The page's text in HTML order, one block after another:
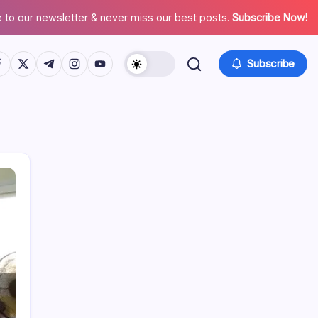
to our newsletter & never miss our best posts. Subscribe Now!
www.facebook.com/
https://twitter.com/
https://t.me/
https://www.instagram.com/
https://youtube.com/ Subscribe